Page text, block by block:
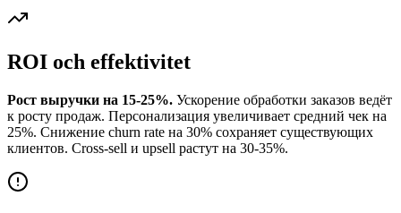
ROI och effektivitet
Рост выручки на 15-25%. Ускорение обработки заказов ведёт
к росту продаж. Персонализация увеличивает средний чек на
25%. Снижение churn rate на 30% сохраняет существующих
клиентов. Cross-sell и upsell растут на 30-35%.